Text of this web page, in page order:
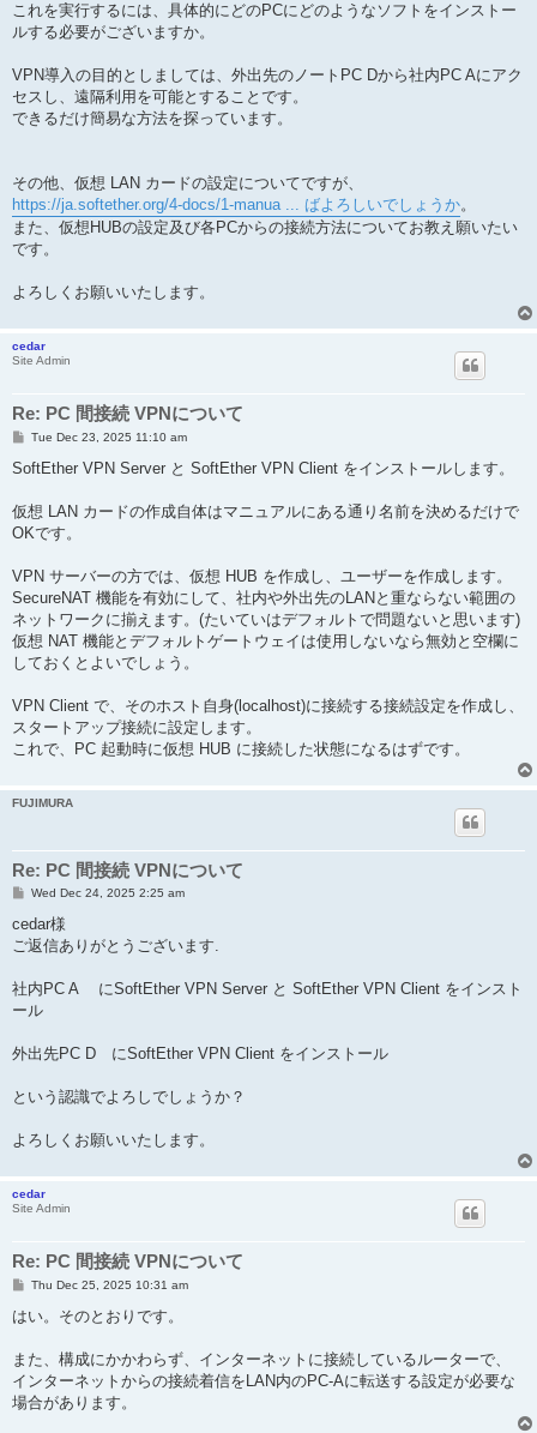
これを実行するには、具体的にどのPCにどのようなソフトをインストー
ルする必要がございますか。
VPN導入の目的としましては、外出先のノートPC Dから社内PC Aにアク
セスし、遠隔利用を可能とすることです。
できるだけ簡易な方法を探っています。
その他、仮想 LAN カードの設定についてですが、
https://ja.softether.org/4-docs/1-manua ... ばよろしいでしょうか。
また、仮想HUBの設定及び各PCからの接続方法についてお教え願いたい
です。
よろしくお願いいたします。
cedar
Site Admin
Re: PC 間接続 VPNについて
P
s
Tue Dec 23, 2025 11:10 am
SoftEther VPN Server と SoftEther VPN Client をインストールします。
仮想 LAN カードの作成自体はマニュアルにある通り名前を決めるだけで
OKです。
VPN サーバーの方では、仮想 HUB を作成し、ユーザーを作成します。
SecureNAT 機能を有効にして、社内や外出先のLANと重ならない範囲の
ネットワークに揃えます。(たいていはデフォルトで問題ないと思います)
仮想 NAT 機能とデフォルトゲートウェイは使用しないなら無効と空欄に
しておくとよいでしょう。
VPN Client で、そのホスト自身(localhost)に接続する接続設定を作成し、
スタートアップ接続に設定します。
これで、PC 起動時に仮想 HUB に接続した状態になるはずです。
FUJIMURA
Re: PC 間接続 VPNについて
P
s
Wed Dec 24, 2025 2:25 am
cedar様
ご返信ありがとうございます.
社内PC A にSoftEther VPN Server と SoftEther VPN Client をインスト
ール
外出先PC D にSoftEther VPN Client をインストール
という認識でよろしでしょうか？
よろしくお願いいたします。
cedar
Site Admin
Re: PC 間接続 VPNについて
P
s
t
Thu Dec 25, 2025 10:31 am
はい。そのとおりです。
また、構成にかかわらず、インターネットに接続しているルーターで、
インターネットからの接続着信をLAN内のPC-Aに転送する設定が必要な
場合があります。